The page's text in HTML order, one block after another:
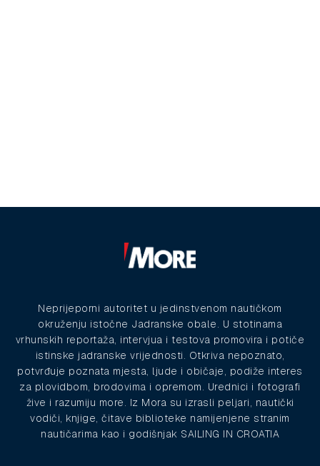
Neprijeporni autoritet u jedinstvenom nautičkom
okruženju istočne Jadranske obale. U stotinama
vrhunskih reportaža, intervjua i testova promovira i potiče
istinske jadranske vrijednosti. Otkriva nepoznato,
potvrđuje poznata mjesta, ljude i običaje, podiže interes
za plovidbom, brodovima i opremom. Urednici i fotografi
žive i razumiju more. Iz Mora su izrasli peljari, nautički
vodiči, knjige, čitave biblioteke namijenjene stranim
nautičarima kao i godišnjak SAILING IN CROATIA